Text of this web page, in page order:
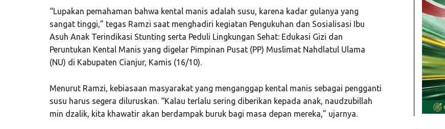
“Lupakan pemahaman bahwa kental manis adalah susu, karena kadar gulanya yang
sangat tinggi,” tegas Ramzi saat menghadiri kegiatan Pengukuhan dan Sosialisasi Ibu
Asuh Anak Terindikasi Stunting serta Peduli Lingkungan Sehat: Edukasi Gizi dan
Peruntukan Kental Manis yang digelar Pimpinan Pusat (PP) Muslimat Nahdlatul Ulama
(NU) di Kabupaten Cianjur, Kamis (16/10).
Menurut Ramzi, kebiasaan masyarakat yang menganggap kental manis sebagai pengganti
susu harus segera diluruskan. “Kalau terlalu sering diberikan kepada anak, naudzubillah
min dzalik, kita khawatir akan berdampak buruk bagi masa depan mereka,” ujarnya.